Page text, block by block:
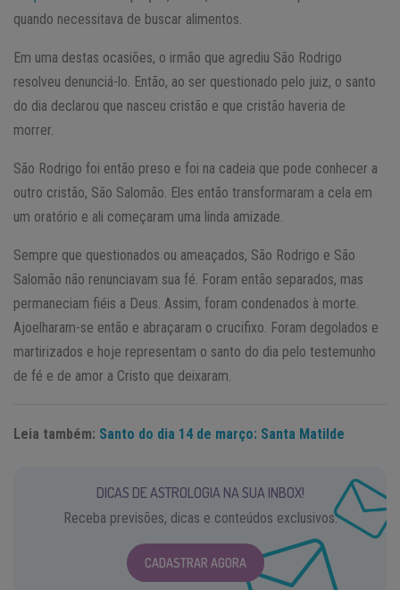
quando necessitava de buscar alimentos.
Em uma destas ocasiões, o irmão que agrediu São Rodrigo
resolveu denunciá-lo. Então, ao ser questionado pelo juiz, o santo
do dia declarou que nasceu cristão e que cristão haveria de
morrer.
São Rodrigo foi então preso e foi na cadeia que pode conhecer a
outro cristão, São Salomão. Eles então transformaram a cela em
um oratório e ali começaram uma linda amizade.
Sempre que questionados ou ameaçados, São Rodrigo e São
Salomão não renunciavam sua fé. Foram então separados, mas
permaneciam fiéis a Deus. Assim, foram condenados à morte.
Ajoelharam-se então e abraçaram o crucifixo. Foram degolados e
martirizados e hoje representam o santo do dia pelo testemunho
de fé e de amor a Cristo que deixaram.
Leia também: Santo do dia 14 de março: Santa Matilde
DICAS DE ASTROLOGIA NA SUA INBOX!
Receba previsões, dicas e conteúdos exclusivos.
CADASTRAR AGORA